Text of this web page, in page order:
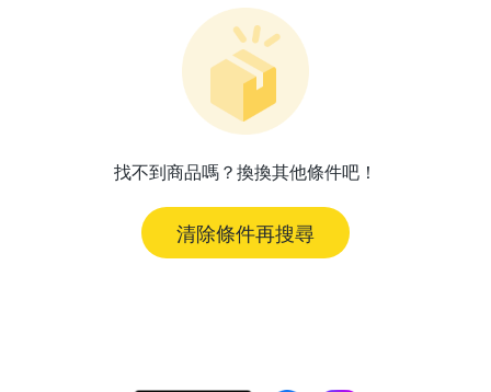
找不到商品嗎？換換其他條件吧！
清除條件再搜尋